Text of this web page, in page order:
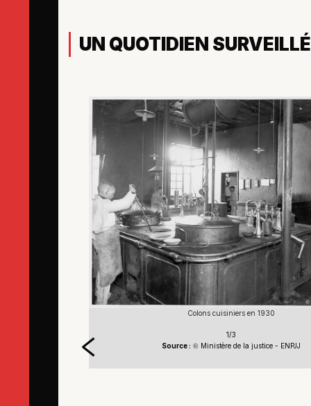
UN QUOTIDIEN SURVEILLÉ
Colons cuisiniers en 1930
1/3
Source : © Ministère de la justice - ENPJJ